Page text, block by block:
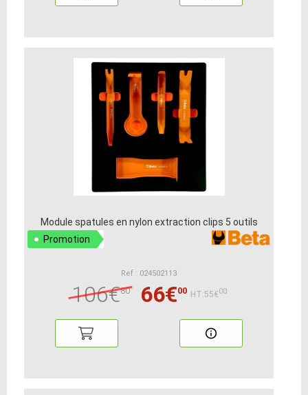
Module spatules en nylon extraction clips 5 outils
Promotion
Ref : 024502113
106€80 66€00 HT:55€00